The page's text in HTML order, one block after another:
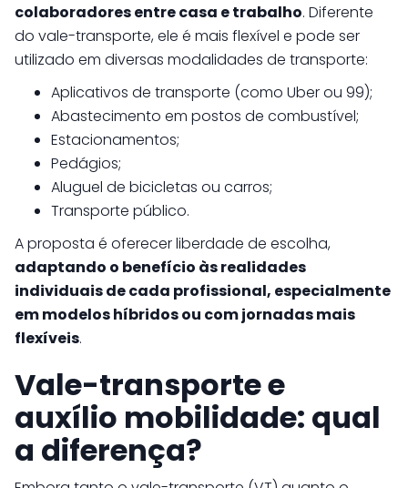
colaboradores entre casa e trabalho. Diferente
do vale-transporte, ele é mais flexível e pode ser
utilizado em diversas modalidades de transporte:
Aplicativos de transporte (como Uber ou 99);
Abastecimento em postos de combustível;
Estacionamentos;
Pedágios;
Aluguel de bicicletas ou carros;
Transporte público.
A proposta é oferecer liberdade de escolha,
adaptando o benefício às realidades
individuais de cada profissional, especialmente
em modelos híbridos ou com jornadas mais
flexíveis.
Vale-transporte e
auxílio mobilidade: qual
a diferença?